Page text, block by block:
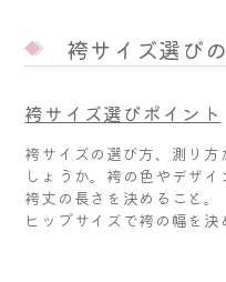
袴サイズ選び
袴サイズ選びポイント
袴サイズの選び方、測り
しょうか。袴の色やデザイ
袴丈の長さを決めること。
ヒップサイズで袴の幅を決